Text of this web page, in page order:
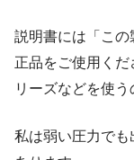
説明書には「こ
正品をご使用く
リーズなどを使う
私は弱い圧力で